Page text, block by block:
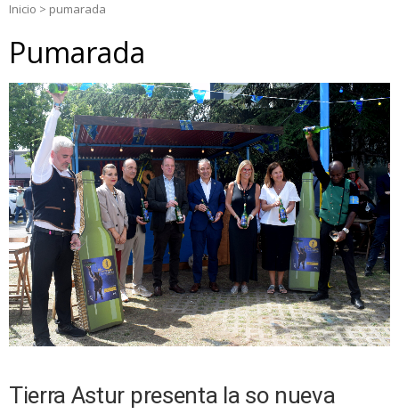
Inicio > pumarada
Pumarada
Tierra Astur presenta la so nueva